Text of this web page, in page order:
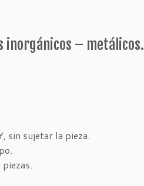
inorgánicos – metálicos.
sin sujetar la pieza.